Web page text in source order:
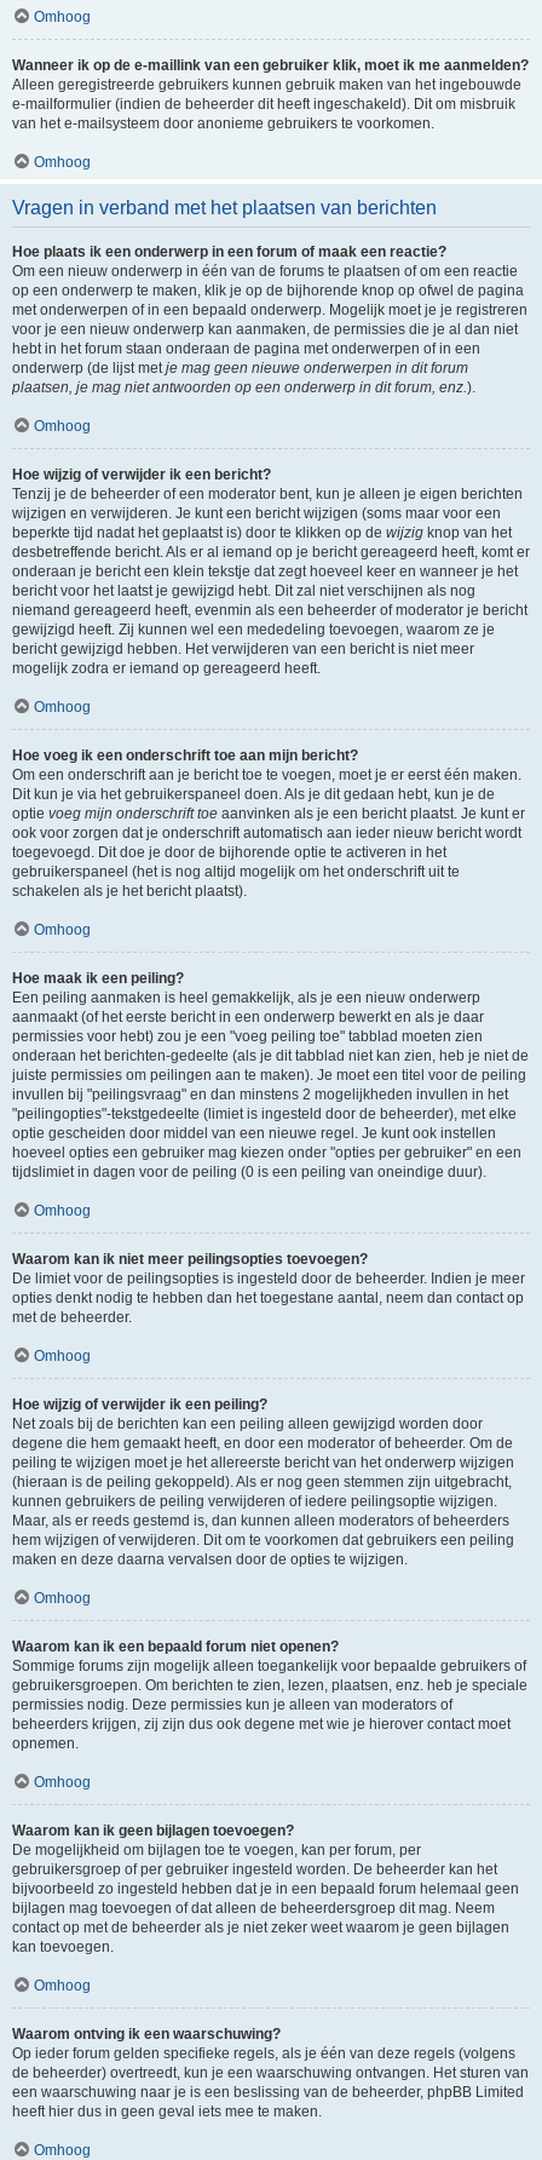
Omhoog
Wanneer ik op de e-maillink van een gebruiker klik, moet ik me aanmelden?
Alleen geregistreerde gebruikers kunnen gebruik maken van het ingebouwde
e-mailformulier (indien de beheerder dit heeft ingeschakeld). Dit om misbruik
van het e-mailsysteem door anonieme gebruikers te voorkomen.
Omhoog
Vragen in verband met het plaatsen van berichten
Hoe plaats ik een onderwerp in een forum of maak een reactie?
Om een nieuw onderwerp in één van de forums te plaatsen of om een reactie
op een onderwerp te maken, klik je op de bijhorende knop op ofwel de pagina
met onderwerpen of in een bepaald onderwerp. Mogelijk moet je je registreren
voor je een nieuw onderwerp kan aanmaken, de permissies die je al dan niet
hebt in het forum staan onderaan de pagina met onderwerpen of in een
onderwerp (de lijst metje mag geen nieuwe onderwerpen in dit forum
plaatsen, je mag niet antwoorden op een onderwerp in dit forum, enz.).
Omhoog
Hoe wijzig of verwijder ik een bericht?
Tenzij je de beheerder of een moderator bent, kun je alleen je eigen berichten
wijzigen en verwijderen. Je kunt een bericht wijzigen (soms maar voor een
beperkte tijd nadat het geplaatst is) door te klikken op de wijzig knop van het
desbetreffende bericht. Als er al iemand op je bericht gereageerd heeft, komt er
onderaan je bericht een klein tekstje dat zegt hoeveel keer en wanneer je het
bericht voor het laatst je gewijzigd hebt. Dit zal niet verschijnen als nog
niemand gereageerd heeft, evenmin als een beheerder of moderator je bericht
gewijzigd heeft. Zij kunnen wel een mededeling toevoegen, waarom ze je
bericht gewijzigd hebben. Het verwijderen van een bericht is niet meer
mogelijk zodra er iemand op gereageerd heeft.
Omhoog
Hoe voeg ik een onderschrift toe aan mijn bericht?
Om een onderschrift aan je bericht toe te voegen, moet je er eerst één maken.
Dit kun je via het gebruikerspaneel doen. Als je dit gedaan hebt, kun je de
optie voeg mijn onderschrift toe aanvinken als je een bericht plaatst. Je kunt er
ook voor zorgen dat je onderschrift automatisch aan ieder nieuw bericht wordt
toegevoegd. Dit doe je door de bijhorende optie te activeren in het
gebruikerspaneel (het is nog altijd mogelijk om het onderschrift uit te
schakelen als je het bericht plaatst).
Omhoog
Hoe maak ik een peiling?
Een peiling aanmaken is heel gemakkelijk, als je een nieuw onderwerp
aanmaakt (of het eerste bericht in een onderwerp bewerkt en als je daar
permissies voor hebt) zou je een "voeg peiling toe" tabblad moeten zien
onderaan het berichten-gedeelte (als je dit tabblad niet kan zien, heb je niet de
juiste permissies om peilingen aan te maken). Je moet een titel voor de peiling
invullen bij "peilingsvraag" en dan minstens 2 mogelijkheden invullen in het
"peilingopties"-tekstgedeelte (limiet is ingesteld door de beheerder), met elke
optie gescheiden door middel van een nieuwe regel. Je kunt ook instellen
hoeveel opties een gebruiker mag kiezen onder "opties per gebruiker" en een
tijdslimiet in dagen voor de peiling (0 is een peiling van oneindige duur).
Omhoog
Waarom kan ik niet meer peilingsopties toevoegen?
De limiet voor de peilingsopties is ingesteld door de beheerder. Indien je meer
opties denkt nodig te hebben dan het toegestane aantal, neem dan contact op
met de beheerder.
Omhoog
Hoe wijzig of verwijder ik een peiling?
Net zoals bij de berichten kan een peiling alleen gewijzigd worden door
degene die hem gemaakt heeft, en door een moderator of beheerder. Om de
peiling te wijzigen moet je het allereerste bericht van het onderwerp wijzigen
(hieraan is de peiling gekoppeld). Als er nog geen stemmen zijn uitgebracht,
kunnen gebruikers de peiling verwijderen of iedere peilingsoptie wijzigen.
Maar, als er reeds gestemd is, dan kunnen alleen moderators of beheerders
hem wijzigen of verwijderen. Dit om te voorkomen dat gebruikers een peiling
maken en deze daarna vervalsen door de opties te wijzigen.
Omhoog
Waarom kan ik een bepaald forum niet openen?
Sommige forums zijn mogelijk alleen toegankelijk voor bepaalde gebruikers of
gebruikersgroepen. Om berichten te zien, lezen, plaatsen, enz. heb je speciale
permissies nodig. Deze permissies kun je alleen van moderators of
beheerders krijgen, zij zijn dus ook degene met wie je hierover contact moet
opnemen.
Omhoog
Waarom kan ik geen bijlagen toevoegen?
De mogelijkheid om bijlagen toe te voegen, kan per forum, per
gebruikersgroep of per gebruiker ingesteld worden. De beheerder kan het
bijvoorbeeld zo ingesteld hebben dat je in een bepaald forum helemaal geen
bijlagen mag toevoegen of dat alleen de beheerdersgroep dit mag. Neem
contact op met de beheerder als je niet zeker weet waarom je geen bijlagen
kan toevoegen.
Omhoog
Waarom ontving ik een waarschuwing?
Op ieder forum gelden specifieke regels, als je één van deze regels (volgens
de beheerder) overtreedt, kun je een waarschuwing ontvangen. Het sturen van
een waarschuwing naar je is een beslissing van de beheerder, phpBB Limited
heeft hier dus in geen geval iets mee te maken.
Omhoog